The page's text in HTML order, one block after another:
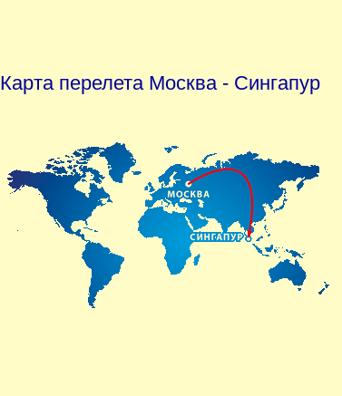
Карта перелета Москва - Сингапур